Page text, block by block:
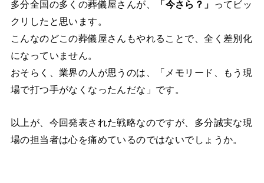
多分全国の多くの葬儀屋さんが、 「今さら？」
ってビッ
クリしたと思います。
こんなのどこの葬儀屋さんもやれることで、全く差別化
になっていません。
おそらく、業界の人が思うのは、「メモリード、もう現
場で打つ手がなくなったんだな」です。
以上が、今回発表された戦略なのですが、多分誠実な現
場の担当者は心を痛めているのではないでしょうか。